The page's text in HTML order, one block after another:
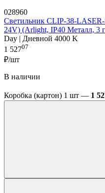
028960
Светильник CLIP-38-
24V) (Arlight, IP40 Металл, 3
Day | Дневной 4000 K
1 52707
₽/шт
В наличии
Коробка (картон) 1 шт — 1